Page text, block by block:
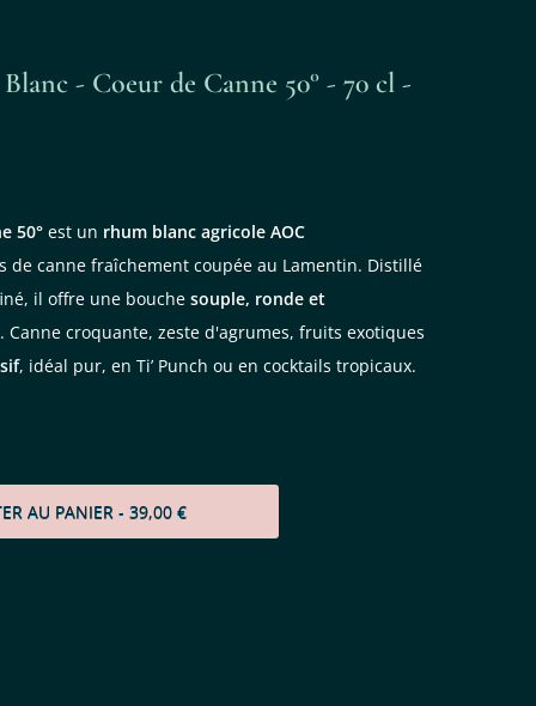
- Coeur de Canne 50° - 70 cl -
50° est un rhum blanc agricole AOC
de canne fraîchement coupée au Lamentin. Distillé
il offre une bouche souple, ronde et
Canne croquante, zeste d'agrumes, fruits exotiques
, idéal pur, en Ti’ Punch ou en cocktails tropicaux.
AU PANIER - 39,00 €